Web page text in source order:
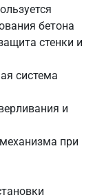
бетона
стенки и
система
и
при